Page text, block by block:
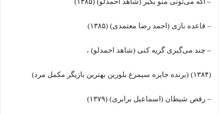
– قاعده بازی (احمد رضا معتمدی) (۱۳۸۵)
– چند می‌گیری گریه کنی (شاهد احمدلو) ،
(۱۳۸۴) (برنده جایزه سیمرغ بلورین بهترین بازیگر مکمل مرد)
– رقص شیطان (اسماعیل برابری) (۱۳۷۹)